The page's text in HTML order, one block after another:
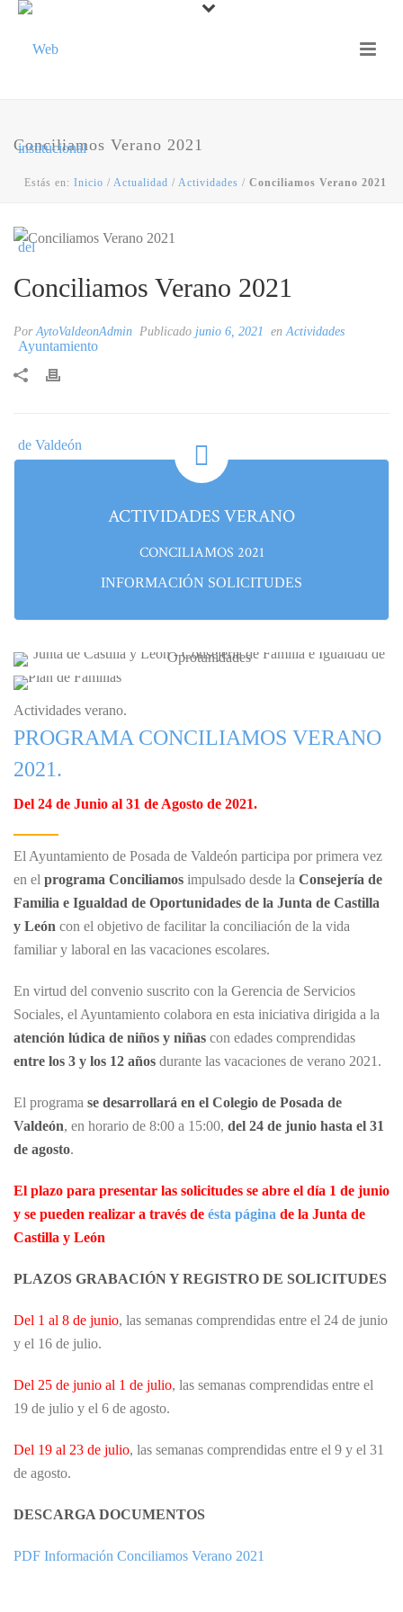
Conciliamos Verano 2021
Estás en: Inicio / Actualidad / Actividades / Conciliamos Verano 2021
Conciliamos Verano 2021
PorAytoValdeonAdmin Publicado junio 6, 2021 enActividades
ACTIVIDADES VERANO
CONCILIAMOS 2021
INFORMACIÓN SOLICITUDES
Actividades verano.
PROGRAMA CONCILIAMOS VERANO
2021.
Del 24 de Junio al 31 de Agosto de 2021.
El Ayuntamiento de Posada de Valdeón participa por primera vez
en el programa Conciliamos impulsado desde la Consejería de
Familia e Igualdad de Oportunidades de la Junta de Castilla
y León con el objetivo de facilitar la conciliación de la vida
familiar y laboral en las vacaciones escolares.
En virtud del convenio suscrito con la Gerencia de Servicios
Sociales, el Ayuntamiento colabora en esta iniciativa dirigida a la
atención lúdica de niños y niñas con edades comprendidas
entre los 3 y los 12 años durante las vacaciones de verano 2021.
El programa se desarrollará en el Colegio de Posada de
Valdeón, en horario de 8:00 a 15:00, del 24 de junio hasta el 31
de agosto.
El plazo para presentar las solicitudes se abre el día 1 de junio
y se pueden realizar a través de ésta página de la Junta de
Castilla y León
PLAZOS GRABACIÓN Y REGISTRO DE SOLICITUDES
Del 1 al 8 de junio, las semanas comprendidas entre el 24 de junio
y el 16 de julio.
Del 25 de junio al 1 de julio, las semanas comprendidas entre el
19 de julio y el 6 de agosto.
Del 19 al 23 de julio, las semanas comprendidas entre el 9 y el 31
de agosto.
DESCARGA DOCUMENTOS
PDF Información Conciliamos Verano 2021